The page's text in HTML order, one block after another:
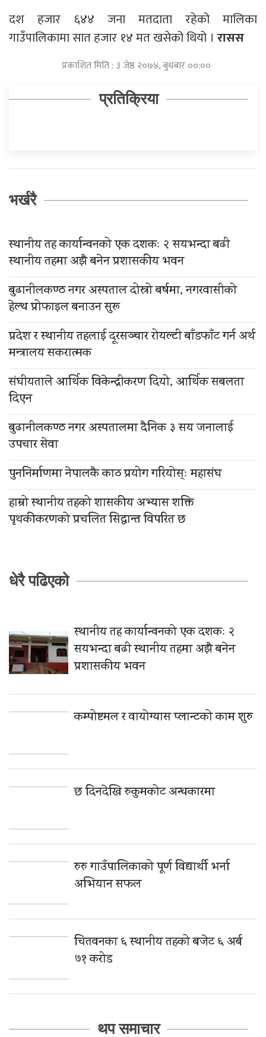
दश हजार ६४४ जना मतदाता रहेको मालिका
गाउँपालिकामा सात हजार १४ मत खसेको थियो । रासस
प्रकाशित मिति : ३ जेष्ठ २०७४, बुधबार ००:००
प्रतिक्रिया
भर्खरै
स्थानीय तह कार्यान्वनको एक दशकः २ सयभन्दा बढी
स्थानीय तहमा अझै बनेन प्रशासकीय भवन
बुढानीलकण्ठ नगर अस्पताल दोस्रो बर्षमा, नगरवासीको
हेल्थ प्रोफाइल बनाउन सुरू
प्रदेश र स्थानीय तहलाई दूरसञ्चार रोयल्टी बाँडफाँट गर्न अर्थ
मन्त्रालय सकरात्मक
संघीयताले आर्थिक विकेन्द्रीकरण दियो, आर्थिक सबलता
दिएन
बुढानीलकण्ठ नगर अस्पतालमा दैनिक ३ सय जनालाई
उपचार सेवा
पुननिर्माणमा नेपालकै काठ प्रयोग गरियोस्ः महासंघ
हाम्रो स्थानीय तहको शासकीय अभ्यास शक्ति
पृथकीकरणको प्रचलित सिद्धान्त विपरित छ
धेरै पढिएको
स्थानीय तह कार्यान्वनको एक दशकः २
सयभन्दा बढी स्थानीय तहमा अझै बनेन
प्रशासकीय भवन
कम्पोष्टमल र वायोग्यास प्लान्टको काम शुरु
छ दिनदेखि रुकुमकोट अन्धकारमा
रुरु गाउँपालिकाको पूर्ण विद्यार्थी भर्ना
अभियान सफल
चितवनका ६ स्थानीय तहको बजेट ६ अर्ब
७१ करोड
थप समाचार